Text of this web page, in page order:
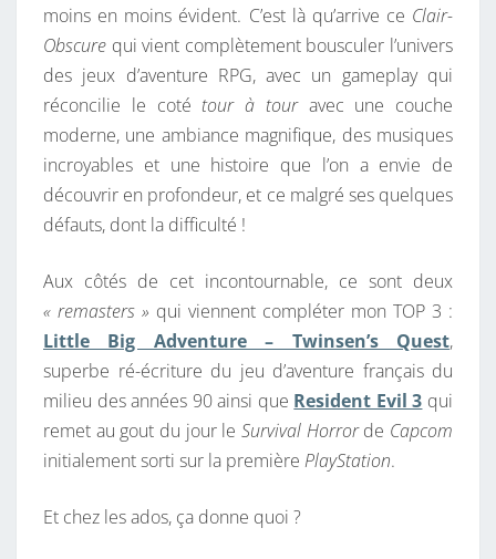
moins en moins évident. C’est là qu’arrive ce Clair-
Obscure qui vient complètement bousculer l’univers
des jeux d’aventure RPG, avec un gameplay qui
réconcilie le coté tour à touravec une couche
moderne, une ambiance magnifique, des musiques
incroyables et une histoire que l’on a envie de
découvrir en profondeur, et ce malgré ses quelques
défauts, dont la difficulté !
Aux côtés de cet incontournable, ce sont deux
« remasters » qui viennent compléter mon TOP 3 :
Little Big Adventure – Twinsen’s Quest,
superbe ré-écriture du jeu d’aventure français du
milieu des années 90 ainsi que Resident Evil 3 qui
remet au gout du jour le Survival Horrorde Capcom
initialement sorti sur la première PlayStation.
Et chez les ados, ça donne quoi ?